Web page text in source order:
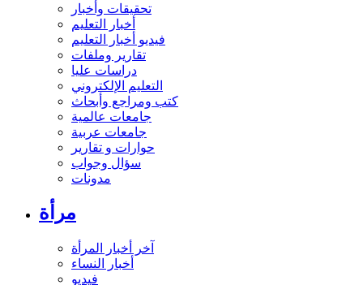
تحقيقات وأخبار
أخبار التعليم
فيديو أخبار التعليم
تقارير وملفات
دراسات عليا
التعليم الإلكتروني
كتب ومراجع وأبحاث
جامعات عالمية
جامعات عربية
حوارات و تقارير
سؤال وجواب
مدونات
مرأة
آخر أخبار المرأة
أخبار النساء
فيديو